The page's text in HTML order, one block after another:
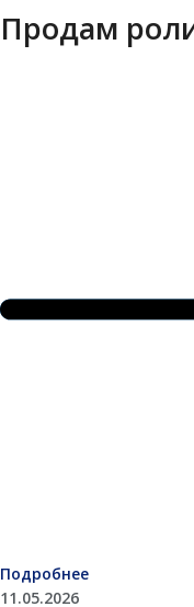
Продам
Подробнее
11.05.2026